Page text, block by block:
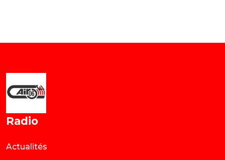
Radio
Actualités